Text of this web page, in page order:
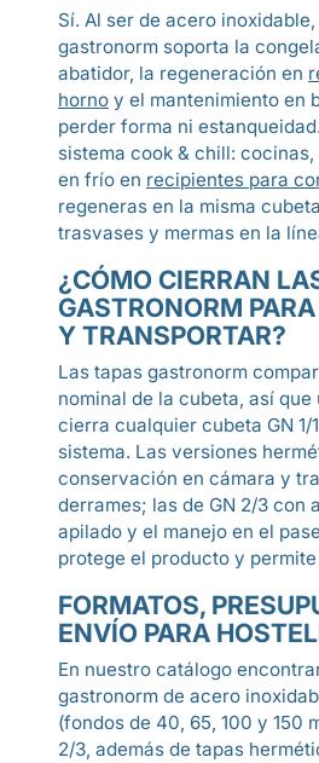
Sí. Al ser de acero
gastronorm soporta la
abatidor, la regeneración en
horno y el mantenimiento en
perder forma ni
sistema cook & chill:
en frío en recipientes para
regeneras en la misma
trasvases y mermas en la
¿CÓMO CIERRAN
GASTRONORM
Y TRANSPORTAR?
Las tapas gastronorm
nominal de la cubeta, así que
cierra cualquier cubeta GN 1/
sistema. Las versiones
conservación en cámara y
derrames; las de GN 2/3 con
apilado y el manejo en el
protege el producto y
FORMATOS,
ENVÍO PARA
En nuestro catálogo
gastronorm de acero
(fondos de 40, 65, 100 y 150
2/3, además de tapas